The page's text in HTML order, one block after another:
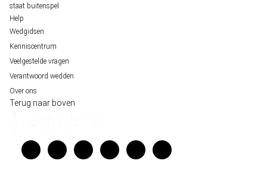
staat buitenspel
Help
Wedgidsen
Kenniscentrum
Veelgestelde vragen
Verantwoord wedden
Over ons
Terug naar boven